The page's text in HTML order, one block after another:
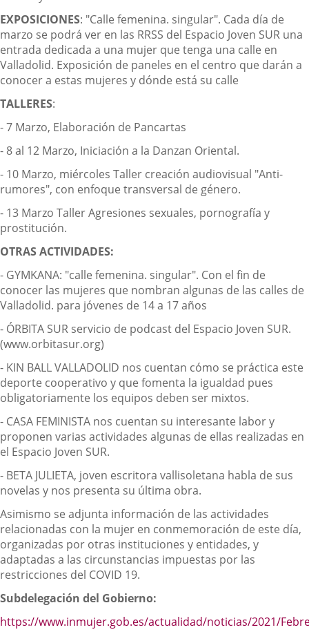
EXPOSICIONES: "Calle femenina. singular". Cada día de
marzo se podrá ver en las RRSS del Espacio Joven SUR una
entrada dedicada a una mujer que tenga una calle en
Valladolid. Exposición de paneles en el centro que darán a
conocer a estas mujeres y dónde está su calle
TALLERES:
- 7 Marzo, Elaboración de Pancartas
- 8 al 12 Marzo, Iniciación a la Danzan Oriental.
- 10 Marzo, miércoles Taller creación audiovisual "Anti-
rumores", con enfoque transversal de género.
- 13 Marzo Taller Agresiones sexuales, pornografía y
prostitución.
OTRAS ACTIVIDADES:
- GYMKANA: "calle femenina. singular". Con el fin de
conocer las mujeres que nombran algunas de las calles de
Valladolid. para jóvenes de 14 a 17 años
- ÓRBITA SUR servicio de podcast del Espacio Joven SUR.
(www.orbitasur.org)
- KIN BALL VALLADOLID nos cuentan cómo se práctica este
deporte cooperativo y que fomenta la igualdad pues
obligatoriamente los equipos deben ser mixtos.
- CASA FEMINISTA nos cuentan su interesante labor y
proponen varias actividades algunas de ellas realizadas en
el Espacio Joven SUR.
- BETA JULIETA, joven escritora vallisoletana habla de sus
novelas y nos presenta su última obra.
Asimismo se adjunta información de las actividades
relacionadas con la mujer en conmemoración de este día,
organizadas por otras instituciones y entidades, y
adaptadas a las circunstancias impuestas por las
restricciones del COVID 19.
Subdelegación del Gobierno:
https://www.inmujer.gob.es/actualidad/noticias/2021/